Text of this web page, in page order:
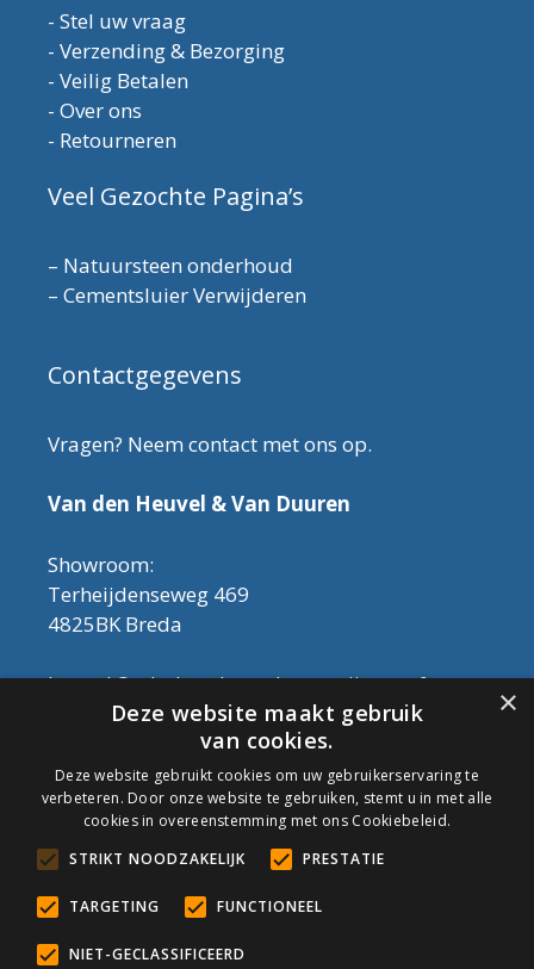
- Stel uw vraag
- Verzending & Bezorging
- Veilig Betalen
- Over ons
- Retourneren
Veel Gezochte Pagina’s
– Natuursteen onderhoud
– Cementsluier Verwijderen
Contactgegevens
Vragen? Neem contact met ons op.
Van den Heuvel & Van Duuren
Showroom:
Terheijdenseweg 469
4825BK Breda
Let op! Onderhoudsproducten zijn nu af te
halen in de showroom. Er kan alleen met
contant geld betaald worden, dus geen pin.
Tel: 076-3030554
Email: info@onderhoudshop.nl
KVK: 59667419
Algemene Voorwaarden
Copyright © 2019 Onderhoud Shop
×
Deze website maakt gebruik
van cookies.
Deze website gebruikt cookies om uw gebruikerservaring te
verbeteren. Door onze website te gebruiken, stemt u in met alle
cookies in overeenstemming met ons Cookiebeleid.
STRIKT NOODZAKELIJK
PRESTATIE
TARGETING FUNCTIONEEL
NIET-GECLASSIFICEERD